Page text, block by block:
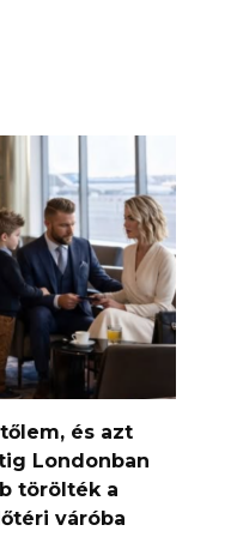
és azt
Londonban
törölték a
váróba